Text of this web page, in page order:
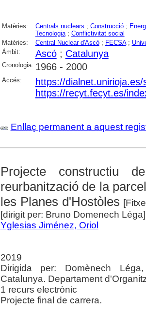
Matèries: Centrals nuclears ; Construcció;
Tecnologia; Conflictivitat social
Matèries:
Central Nuclear d'Ascó; FECSA;
Àmbit:
Ascó; Catalunya
Cronologia: 1966 - 2000
Accés:
https://
https://recyt.fecyt.es/
Enllaç permanent a aquest
Projecte constructiu
reurbanització de la
les Planes d'Hostòles
[dirigit per: Bruno Domenech Léga]
Yglesias Jiménez, Oriol
2019
Dirigida per: Domènech
Catalunya. Departament
1 recurs electrònic
Projecte final de carrera.